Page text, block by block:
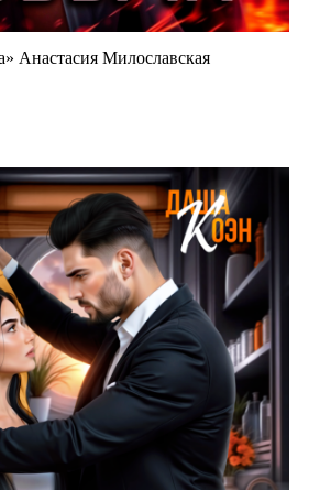
Анастасия Милославская